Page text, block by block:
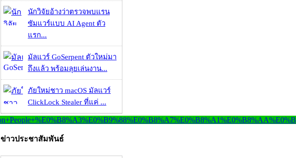
นักวิจัยอ้างว่าตรวจพบแรน
ซัมแวร์แบบ AI Agent ตัว
แรก...
มัลแวร์ GoSerpent ตัวใหม่มา
ถึงแล้ว พร้อมลุยเล่นงาน...
ภัยใหม่ชาว macOS มัลแวร์
ClickLock Stealer ที่แค่ ...
ข่าวประชาสัมพันธ์